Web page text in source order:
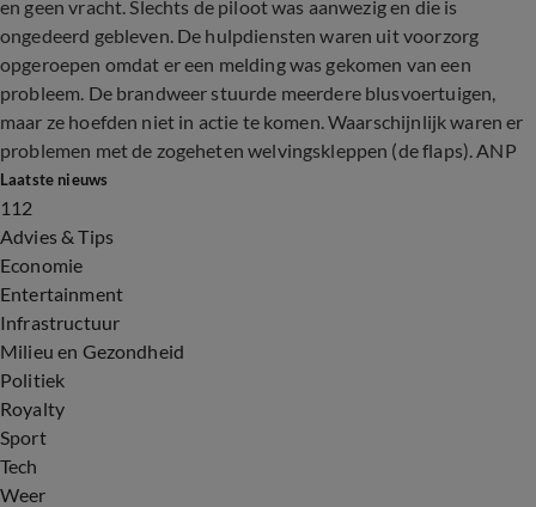
en geen vracht. Slechts de piloot was aanwezig en die is
ongedeerd gebleven. De hulpdiensten waren uit voorzorg
opgeroepen omdat er een melding was gekomen van een
probleem. De brandweer stuurde meerdere blusvoertuigen,
maar ze hoefden niet in actie te komen. Waarschijnlijk waren er
problemen met de zogeheten welvingskleppen (de flaps). ANP
Laatste nieuws
112
Advies & Tips
Economie
Entertainment
Infrastructuur
Milieu en Gezondheid
Politiek
Royalty
Sport
Tech
Weer